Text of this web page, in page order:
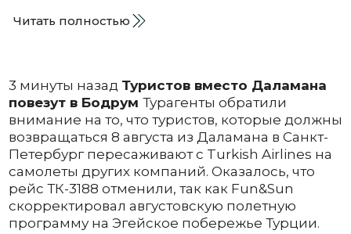
Читать полностью
3 минуты назад Туристов вместо Даламана
повезут в Бодрум Турагенты обратили
внимание на то, что туристов, которые должны
возвращаться 8 августа из Даламана в Санкт-
Петербург пересаживают с Turkish Airlines на
самолеты других компаний. Оказалось, что
рейс ТК-3188 отменили, так как Fun&Sun
скорректировал августовскую полетную
программу на Эгейское побережье Турции.